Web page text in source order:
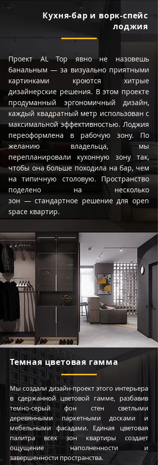
Проект AL Top явно не назовешь
банальным — за визуально приятными
картинками кроются хитрые
дизайнерские решения. В этом проекте
продуманный эргономичный дизайн,
каждый квадратный метр использован с
максимальной эффективностью. Лоджия
переоформлена в рабочую зону. По
желанию владельца, мы
перепланировали кухонную зону так,
чтобы она больше походила на бар, чем
на типичную столовую. Пространство
поделено на несколько
зон — стандартное решение для open
space квартир.
Кухня-бар и ворк-спейс
лоджия
Темная цветовая гамма
Мы создали дизайн-проект этого интерьера
в сдержанной цветовой гамме, разбавив
темно-серый фон стен светлыми
деревянными паркетными досками и
мебельными фасадами. Единая цветовая
палитра всех зон квартиры создает
ощущение наполненности и
завершенности пространства.